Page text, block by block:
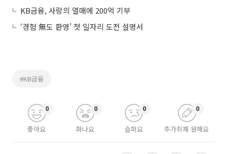
KB금융, 사랑의 열매에 200억 기부
‘경험 無도 환영’ 첫 일자리 도전 설명서
#KB금융
좋아요
0
화나요
0
슬퍼요
0
추가취재 원해요
0